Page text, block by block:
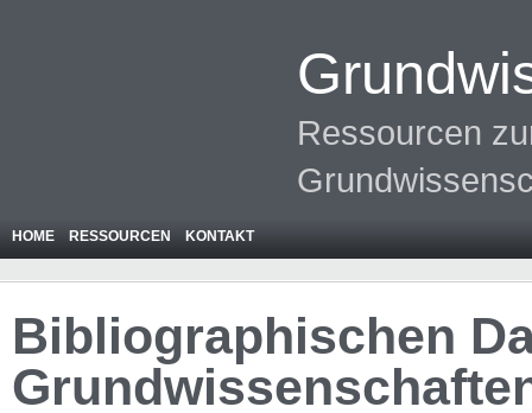
Ressourcen
HOME RESSOURCEN KONTAKT
Bibliographischen